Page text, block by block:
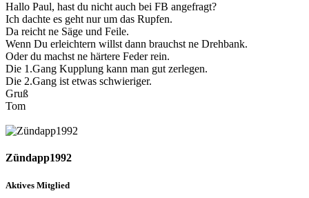
Hallo Paul, hast du nicht auch bei FB angefragt?
Ich dachte es geht nur um das Rupfen.
Da reicht ne Säge und Feile.
Wenn Du erleichtern willst dann brauchst ne Drehbank.
Oder du machst ne härtere Feder rein.
Die 1.Gang Kupplung kann man gut zerlegen.
Die 2.Gang ist etwas schwieriger.
Gruß
Tom
Zündapp1992
Aktives Mitglied